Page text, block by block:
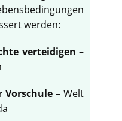
werden:
verteidigen –
Vorschule – Welt